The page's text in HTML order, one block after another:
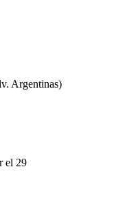
Argentinas)
el 29